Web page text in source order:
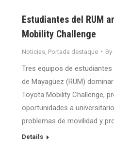
Estudiantes del RUM
Mobility Challenge
Noticias Portada destaque By
Tres equipos de
de Mayagüez (RUM)
Toyota Mobility Challenge,
oportunidades a
problemas de movilidad y
Details